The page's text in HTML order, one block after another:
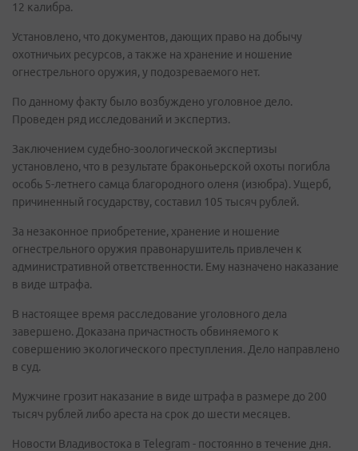
12 калибра.
Установлено, что документов, дающих право на добычу
охотничьих ресурсов, а также на хранение и ношение
огнестрельного оружия, у подозреваемого нет.
По данному факту было возбуждено уголовное дело.
Проведен ряд исследований и экспертиз.
Заключением судебно-зоологической экспертизы
установлено, что в результате браконьерской охоты погибла
особь 5-летнего самца благородного оленя (изюбра). Ущерб,
причиненный государству, составил 105 тысяч рублей.
За незаконное приобретение, хранение и ношение
огнестрельного оружия правонарушитель привлечен к
административной ответственности. Ему назначено наказание
в виде штрафа.
В настоящее время расследование уголовного дела
завершено. Доказана причастность обвиняемого к
совершению экологического преступления. Дело направлено
в суд.
Мужчине грозит наказание в виде штрафа в размере до 200
тысяч рублей либо ареста на срок до шести месяцев.
Новости Владивостока в Telegram - постоянно в течение дня.